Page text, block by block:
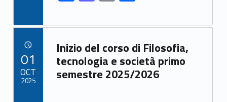
ac
e
b
o
o
as
to
d
o
n
m
ai
l
ar
e
Link identifier archive #link-archive-92753
Inizio del corso di Filosofia,
tecnologia e società primo
semestre 2025/2026
01
OCT
2025